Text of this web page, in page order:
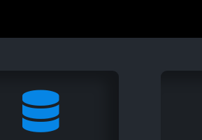
